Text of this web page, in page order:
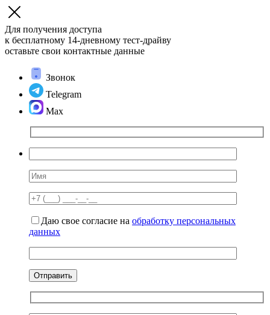
Для получения доступа
к бесплатному 14-дневному тест-драйву
оставьте свои контактные данные
Звонок
Telegram
Max
Даю свое согласие на обработку персональных
данных